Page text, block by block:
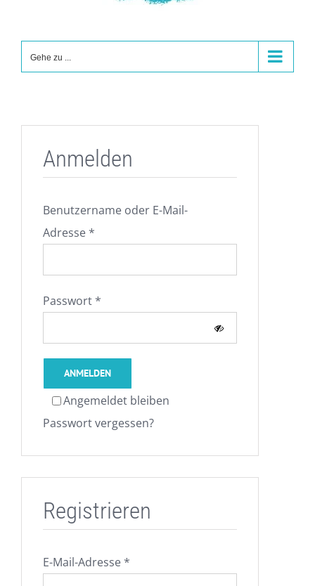
Gehe zu ...
Anmelden
Benutzername oder E-Mail-
Adresse *Erforderlich
Passwort *Erforderlich
Angemeldet bleiben
ANMELDEN
Passwort vergessen?
Registrieren
E-Mail-Adresse *Erforderlich